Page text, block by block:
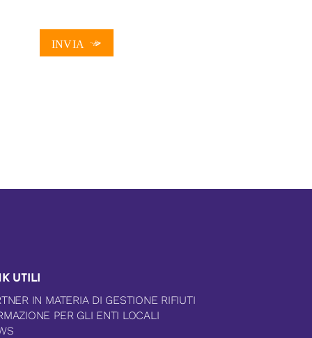
UTILI
IN MATERIA DI GESTIONE RIFIUTI
PER GLI ENTI LOCALI